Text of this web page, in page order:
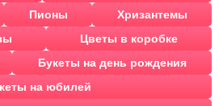
Пионы
Хризантемы
Цветы в коробке
Букеты на день рождения
на юбилей